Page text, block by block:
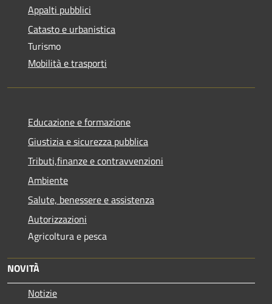
Appalti pubblici
Catasto e urbanistica
Turismo
Mobilità e trasporti
Educazione e formazione
Giustizia e sicurezza pubblica
Tributi,finanze e contravvenzioni
Ambiente
Salute, benessere e assistenza
Autorizzazioni
Agricoltura e pesca
NOVITÀ
Notizie